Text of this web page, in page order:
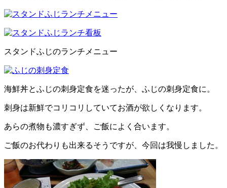
スタンドふじのランチメニュー
海鮮丼とふじの刺身定食を迷ったが、ふじの刺身定食に。
刺身は新鮮でコリコリしていてお酒が欲しくなります。
あらの煮物も濃すぎず、ご飯によく合います。
ご飯のお代わりも出来るそうですが、今回は我慢しました。